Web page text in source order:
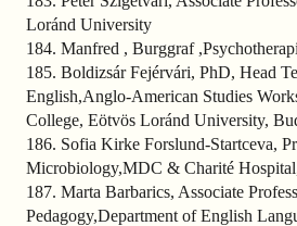
Loránd University
184. Manfred , Burggraf
185. Boldizsár Fejérvári, PhD, Head
English,Anglo-American Studies
College, Eötvös Loránd University,
186. Sofia Kirke Forslund-Startceva,
Microbiology,MDC & Charité
187. Marta Barbarics, Associate
Pedagogy,Department of English